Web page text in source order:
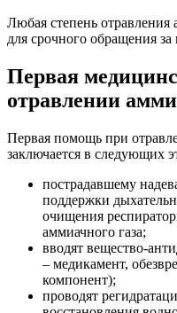
Любая степень отравления
для срочного обращения
Первая
отравлении
Первая помощь при
заключается в следующих
пострадавшему
поддержки
очищения
аммиачного газа;
вводят вещество-
– медикамент,
компонент);
проводят